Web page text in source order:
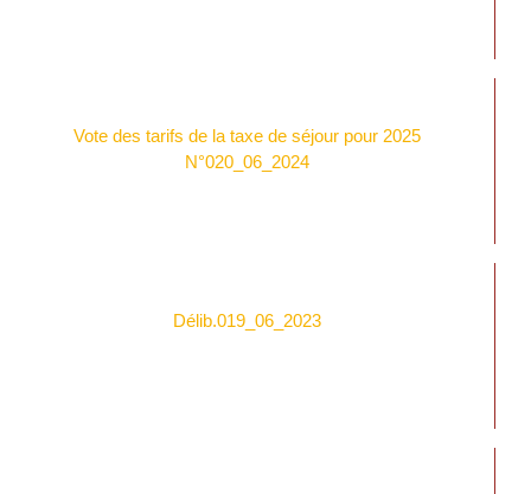
Vote des tarifs de la taxe de séjour pour 2025
N°020_06_2024
Délib.019_06_2023